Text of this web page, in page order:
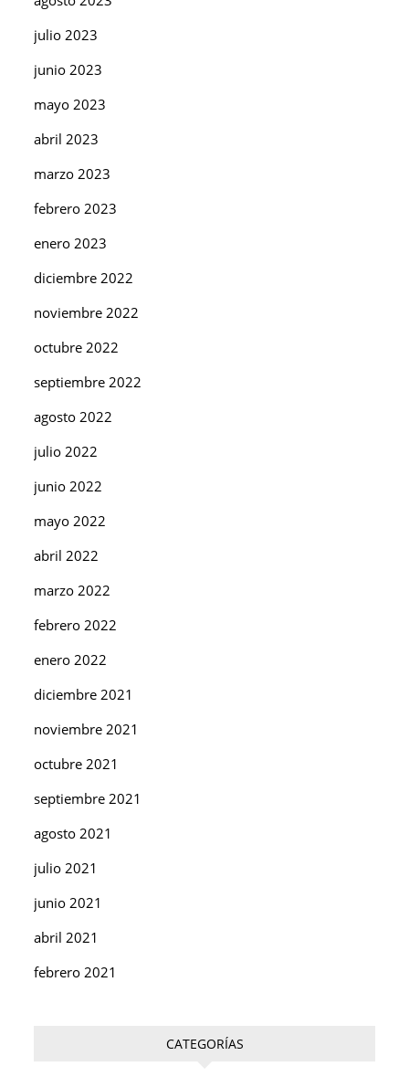
julio 2023
junio 2023
mayo 2023
abril 2023
marzo 2023
febrero 2023
enero 2023
diciembre 2022
noviembre 2022
octubre 2022
septiembre 2022
agosto 2022
julio 2022
junio 2022
mayo 2022
abril 2022
marzo 2022
febrero 2022
enero 2022
diciembre 2021
noviembre 2021
octubre 2021
septiembre 2021
agosto 2021
julio 2021
junio 2021
abril 2021
febrero 2021
CATEGORÍAS